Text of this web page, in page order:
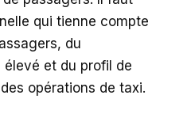
qui tienne compte
du
et du profil de
opérations de taxi.